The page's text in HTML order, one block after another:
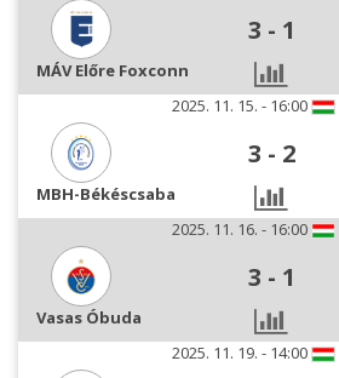
3 - 1
MÁV Előre Foxconn
2025. 11. 15. - 16:00
3 - 2
MBH-Békéscsaba
2025. 11. 16. - 16:00
3 - 1
Vasas Óbuda
2025. 11. 19. - 14:00